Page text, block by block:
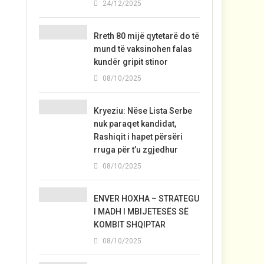
24/12/2025
Rreth 80 mijë qytetarë do të
mund të vaksinohen falas
kundër gripit stinor
08/10/2025
Kryeziu: Nëse Lista Serbe
nuk paraqet kandidat,
Rashiqit i hapet përsëri
rruga për t’u zgjedhur
08/10/2025
ENVER HOXHA – STRATEGU
I MADH I MBIJETESËS SË
KOMBIT SHQIPTAR
08/10/2025